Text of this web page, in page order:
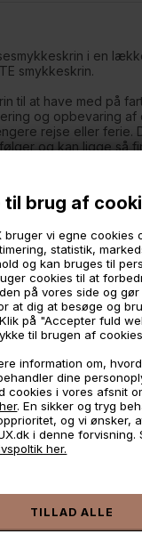
til brug af
bruger vi egne cookies
statistik,
og kan bruges til
cookies til at
på vores side og
at dig at besøge og
Klik på "Accepter fuld
til brugen af
information om,
dine
cookies i vores afsnit
her. En sikker og tryg
og vi ønsker,
i denne forvisning.
her.
i en
smykkeskrin.
til at have med på
og opbevaring af
rejse eller ferie.
og kan ligge så
en inderside i lækker
vi sender samme dag
i kurven, er den på
anmeldelser
999,- ellers fra 49,-
(9-12)